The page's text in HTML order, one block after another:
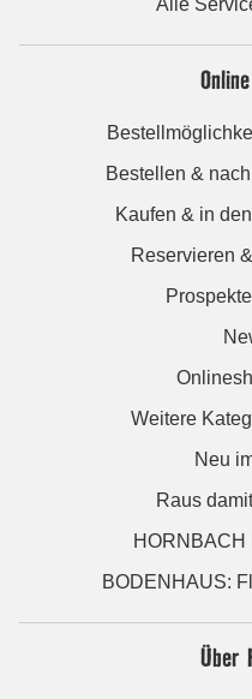
Alle
Bestellen &
Kaufen & in
Reservieren
Weitere
Neu
Raus
HORNBACH
BODENHAUS:
Über